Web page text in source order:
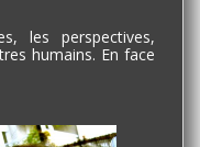
les perspectives,
humains. En face